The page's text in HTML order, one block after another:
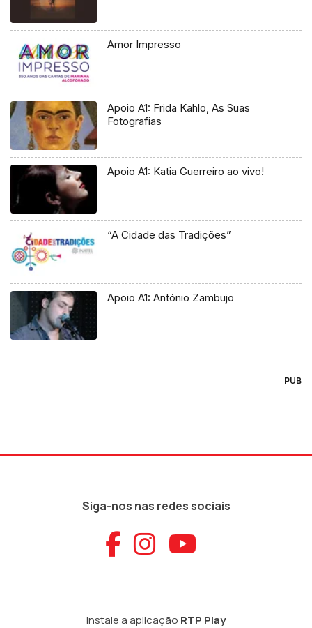
Amor Impresso
Apoio A1: Frida Kahlo, As Suas
Fotografias
Apoio A1: Katia Guerreiro ao vivo!
“A Cidade das Tradições”
Apoio A1: António Zambujo
PUB
Siga-nos nas redes sociais
Aceder ao
Aceder ao
Aceder
Instale a aplicação RTP Play